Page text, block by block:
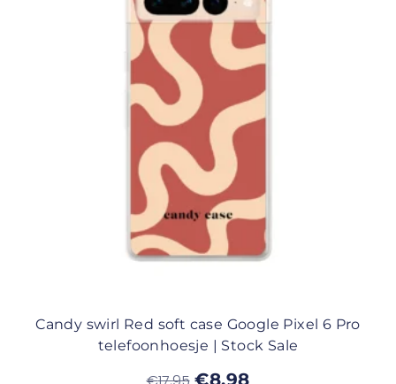
Candy swirl Red soft case Google Pixel 6 Pro
telefoonhoesje | Stock Sale